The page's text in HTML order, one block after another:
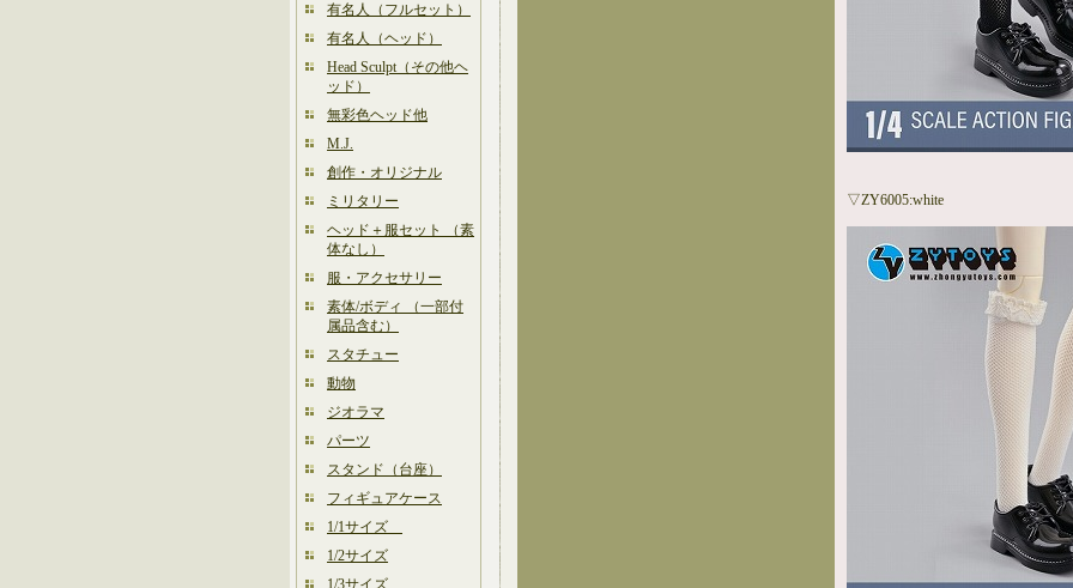
有名人（フルセット）
有名人（ヘッド）
Head Sculpt（その他ヘ
ッド）
無彩色ヘッド他
M.J.
創作・オリジナル
ミリタリー
ヘッド＋服セット （素
体なし）
服・アクセサリー
素体/ボディ （一部付
属品含む）
スタチュー
動物
ジオラマ
パーツ
スタンド（台座）
フィギュアケース
1/1サイズ
1/2サイズ
1/3サイズ
▽ZY6005:white